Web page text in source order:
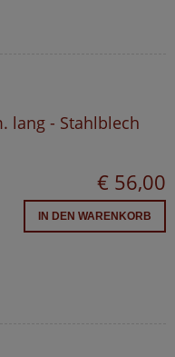
lang - Stahlblech
€ 56,00
IN DEN WARENKORB